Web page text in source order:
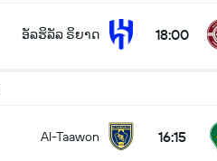
ອັລຮິລັລ ຣິຍາດ 18:00
Al-Taawon 16:15